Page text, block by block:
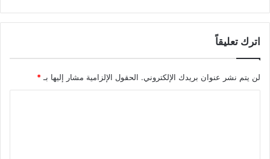
اترك تعليقاً
لن يتم نشر عنوان بريدك الإلكتروني. الحقول الإلزامية مشار إليها بـ *